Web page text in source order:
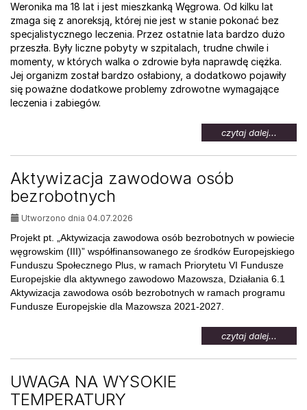
Weronika ma 18 lat i jest mieszkanką Węgrowa. Od kilku lat
zmaga się z anoreksją, której nie jest w stanie pokonać bez
specjalistycznego leczenia. Przez ostatnie lata bardzo dużo
przeszła. Były liczne pobyty w szpitalach, trudne chwile i
momenty, w których walka o zdrowie była naprawdę ciężka.
Jej organizm został bardzo osłabiony, a dodatkowo pojawiły
się poważne dodatkowe problemy zdrowotne wymagające
leczenia i zabiegów.
czytaj dalej...
temat:
Pomoc
Aktywizacja zawodowa osób
bezrobotnych
Utworzono dnia 04.07.2026
Projekt pt. „Aktywizacja zawodowa osób bezrobotnych w powiecie
węgrowskim (III)” współfinansowanego ze środków Europejskiego
Funduszu Społecznego Plus, w ramach Priorytetu VI Fundusze
Europejskie dla aktywnego zawodowo Mazowsza, Działania 6.1
Aktywizacja zawodowa osób bezrobotnych w ramach programu
Fundusze Europejskie dla Mazowsza 2021-2027.
czytaj dalej...
temat:
UWAGA NA WYSOKIE
TEMPERATURY